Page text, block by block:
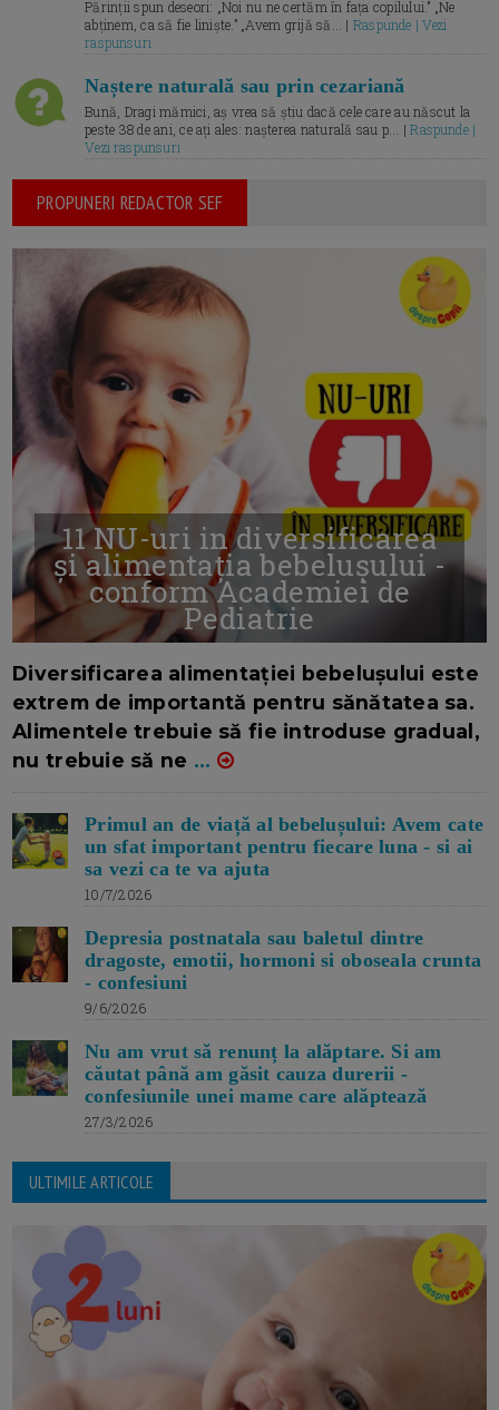
Părinții spun deseori: „Noi nu ne certăm în fața copilului.” „Ne
abținem, ca să fie liniște.” „Avem grijă să... | Raspunde | Vezi
raspunsuri
Naștere naturală sau prin cezariană
Bună, Dragi mămici, aș vrea să știu dacă cele care au născut la
peste 38 de ani, ce ați ales: nașterea naturală sau p... |Raspunde |
Vezi raspunsuri
PROPUNERI REDACTOR SEF
11 NU-uri in diversificarea
și alimentația bebelușului -
conform Academiei de
Pediatrie
Diversificarea alimentației bebelușului este
extrem de importantă pentru sănătatea sa.
Alimentele trebuie să fie introduse gradual,
nu trebuie să ne ...
Primul an de viață al bebelușului: Avem cate
un sfat important pentru fiecare luna - si ai
sa vezi ca te va ajuta
10/7/2026
Depresia postnatala sau baletul dintre
dragoste, emotii, hormoni si oboseala crunta
- confesiuni
9/6/2026
Nu am vrut să renunț la alăptare. Si am
căutat până am găsit cauza durerii -
confesiunile unei mame care alăptează
27/3/2026
ULTIMILE ARTICOLE